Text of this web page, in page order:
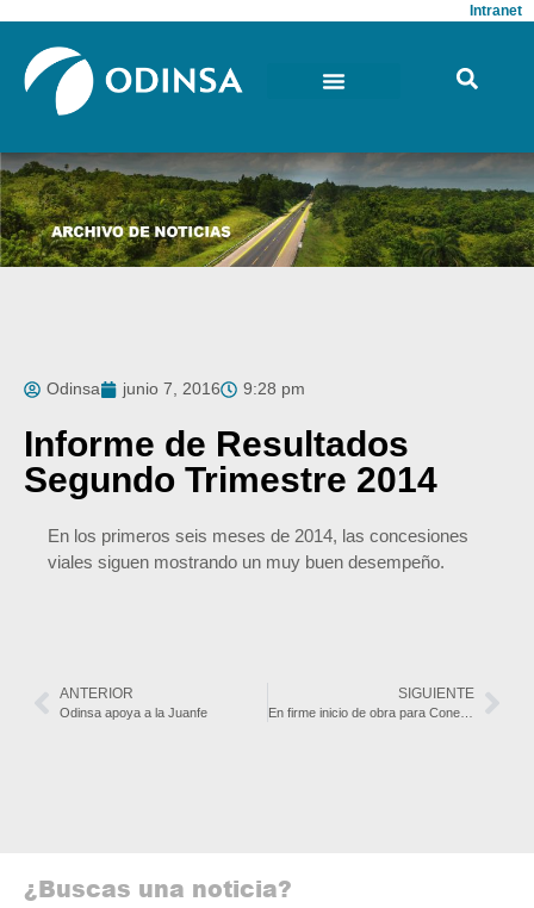
Intranet
Odinsa junio 7, 2016 9:28 pm
Informe de Resultados
Segundo Trimestre 2014
En los primeros seis meses de 2014, las concesiones
viales siguen mostrando un muy buen desempeño.
ANTERIOR
Odinsa apoya a la Juanfe
SIGUIENTE
En firme inicio de obra para Conexión Pacífico 1 y Pacífico 2
¿Buscas una noticia?